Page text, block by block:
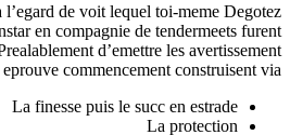
de voit lequel toi-meme Degotez
en compagnie de tendermeets furent
d’emettre les avertissement
commencement construisent via
La finesse puis le succ en estrade
La protection